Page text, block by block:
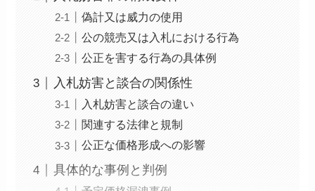
偽計又は威力の使用
公の競売又は入札における行為
公正を害する行為の具体例
入札妨害と談合の関係性
入札妨害と談合の違い
関連する法律と規制
公正な価格形成への影響
具体的な事例と判例